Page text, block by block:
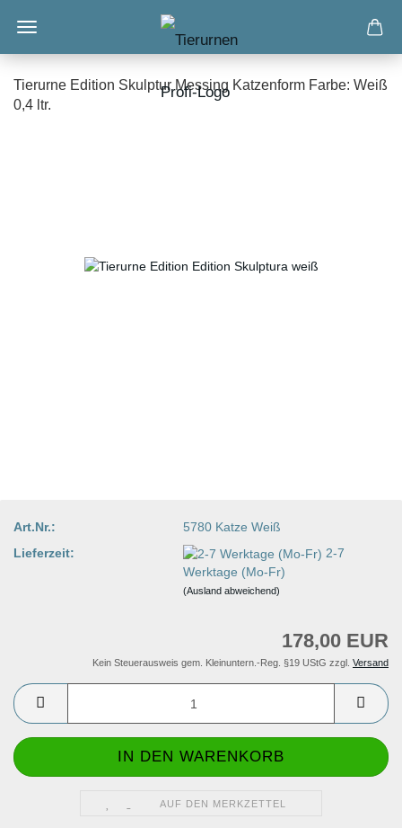
Tierurne Edition Skulptur Messing Katzenform Farbe: Weiß
0,4 ltr.
Art.Nr.:
5780 Katze Weiß
Lieferzeit:
2-7
Werktage (Mo-Fr)
(Ausland abweichend)
178,00 EUR
Kein Steuerausweis gem. Kleinuntern.-Reg. §19 UStG zzgl. Versand
AUF DEN MERKZETTEL